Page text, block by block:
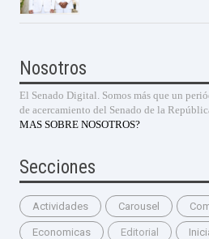
Nosotros
El Senado Digital. Somos más que un
de acercamiento del Senado de la
MAS SOBRE NOSOTROS?
Secciones
Actividades Carousel
Economicas Editorial